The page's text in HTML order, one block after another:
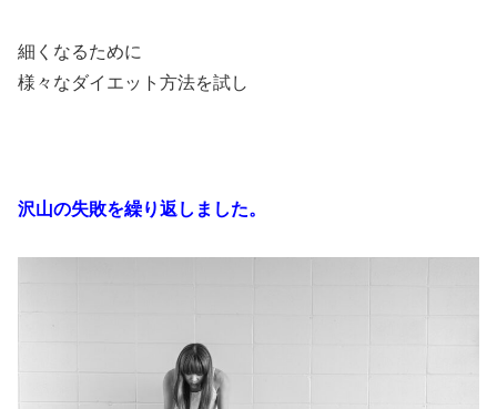
細くなるために
様々なダイエット方法を試し
沢山の失敗を繰り返しました。